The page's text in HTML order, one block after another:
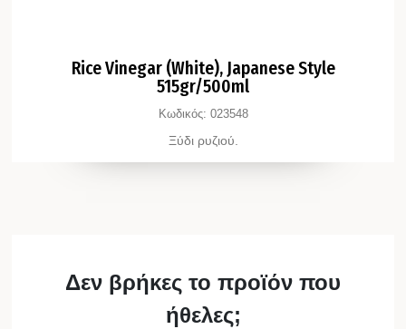
Rice Vinegar (White), Japanese Style
515gr/500ml
Κωδικός: 023548
Ξύδι ρυζιού.
Δεν βρήκες το προϊόν που
ήθελες;